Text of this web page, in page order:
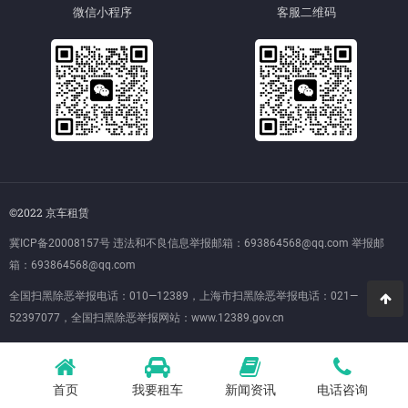
微信小程序 客服二维码
©2022 京车租赁
冀ICP备20008157号 违法和不良信息举报邮箱：693864568@qq.com 举报邮
箱：693864568@qq.com
全国扫黑除恶举报电话：010—12389，上海市扫黑除恶举报电话：021—
52397077，全国扫黑除恶举报网站： www.12389.gov.cn
首页 我要租车 新闻资讯 电话咨询